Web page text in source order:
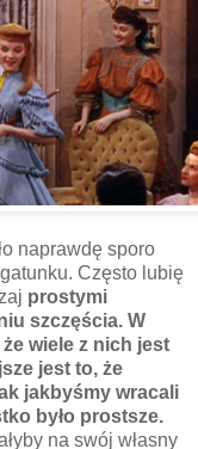
naprawdę sporo
Często lubię
prostymi
szczęścia. W
wiele z nich jest
jest to, że
jakbyśmy wracali
było prostsze.
na swój własny